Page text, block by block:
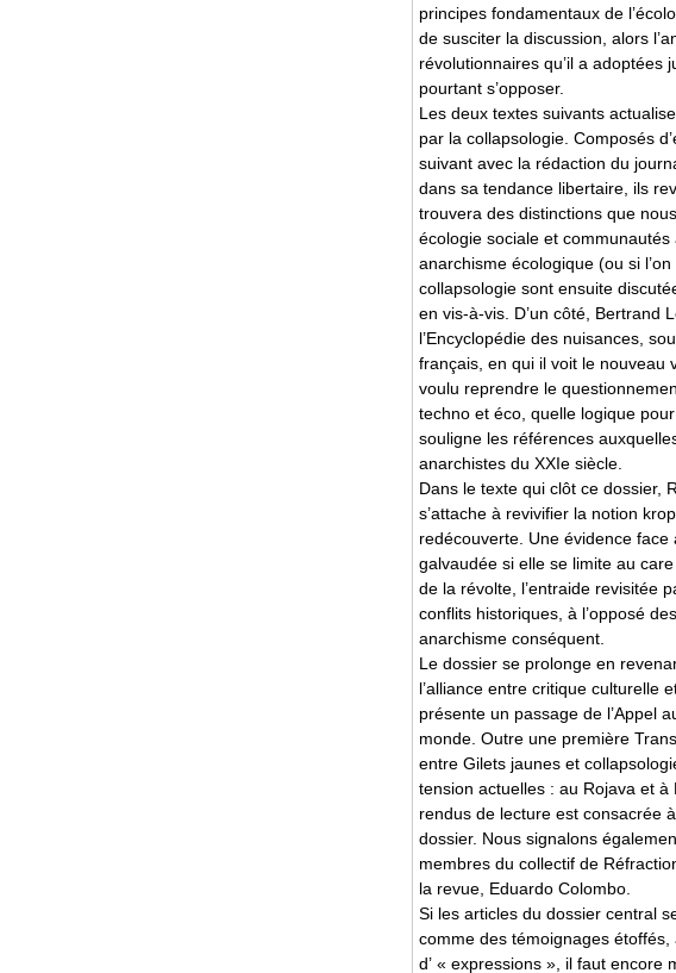
principes fondamentaux de
de susciter la discussion, alors
révolutionnaires qu’il a adoptées
pourtant s’opposer.
Les deux textes suivants
par la collapsologie. Composés
suivant avec la rédaction du
dans sa tendance libertaire, ils
trouvera des distinctions que
écologie sociale et communautés
anarchisme écologique (ou si
collapsologie sont ensuite
en vis-à-vis. D’un côté, Bertrand
l’Encyclopédie des nuisances,
français, en qui il voit le nouveau
voulu reprendre le
techno et éco, quelle logique
souligne les références
anarchistes du XXIe siècle.
Dans le texte qui clôt ce dossier,
s’attache à revivifier la notion
redécouverte. Une évidence face
galvaudée si elle se limite au
de la révolte, l’entraide revisitée
conflits historiques, à l’opposé
anarchisme conséquent.
Le dossier se prolonge en
l’alliance entre critique culturelle
présente un passage de l’Appel
monde. Outre une première
entre Gilets jaunes et
tension actuelles : au Rojava et
rendus de lecture est consacrée
dossier. Nous signalons
membres du collectif de
la revue, Eduardo Colombo.
Si les articles du dossier central
comme des témoignages étoffés,
d’ « expressions », il faut encore